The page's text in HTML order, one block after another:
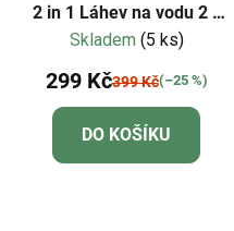
2 in 1 Láhev na vodu 2 v
1 - tyrkysová
Skladem (5 ks)
299 Kč399 Kč(–25 %)
DO KOŠÍKU